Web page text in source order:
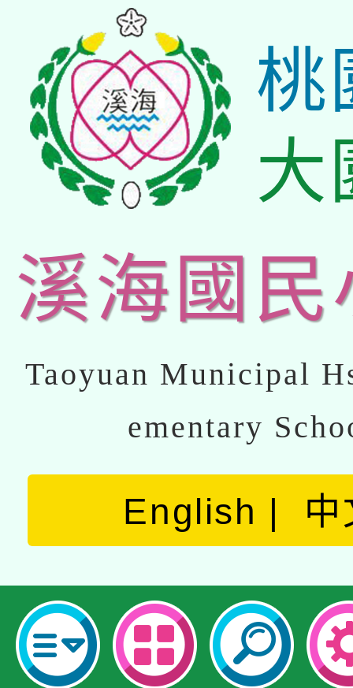
桃
大
溪海國民
Taoyuan Municipal
ementary
English 中